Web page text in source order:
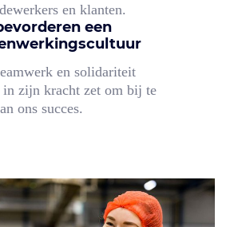
en klanten.
een
en solidariteit
in zijn kracht zet om bij te
ons succes.